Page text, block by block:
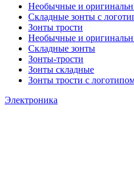
Необычные и
Складные зонты с
Зонты трости
Необычные и
Складные зонты
Зонты-трости
Зонты складные
Зонты трости с
Электроника